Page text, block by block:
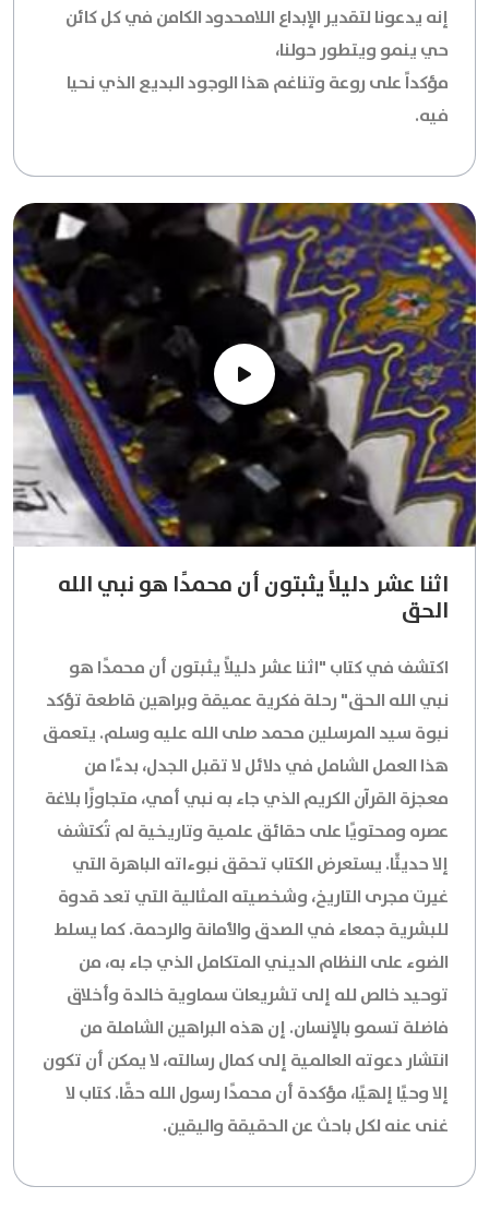
إنه يدعونا لتقدير الإبداع اللامحدود الكامن في كل كائن
حي ينمو ويتطور حولنا،
مؤكداً على روعة وتناغم هذا الوجود البديع الذي نحيا
فيه.
اثنا عشر دليلاً يثبتون أن محمدًا هو نبي الله
الحق
اكتشف في كتاب "اثنا عشر دليلاً يثبتون أن محمدًا هو
نبي الله الحق" رحلة فكرية عميقة وبراهين قاطعة تؤكد
نبوة سيد المرسلين محمد صلى الله عليه وسلم. يتعمق
هذا العمل الشامل في دلائل لا تقبل الجدل، بدءًا من
معجزة القرآن الكريمالذي جاء به نبي أمي، متجاوزًا بلاغة
عصره ومحتويًا على حقائق علمية وتاريخية لم تُكتشف
إلا حديثًا. يستعرض الكتابتحقق نبوءاتهالباهرة التي
غيرت مجرى التاريخ، وشخصيته المثاليةالتي تعد قدوة
للبشرية جمعاء في الصدق والأمانة والرحمة. كما يسلط
الضوء علىالنظام الديني المتكاملالذي جاء به، من
توحيد خالص لله إلى تشريعات سماوية خالدة وأخلاق
فاضلة تسمو بالإنسان. إن هذه البراهين الشاملة من
انتشار دعوته العالمية إلى كمال رسالته، لا يمكن أن تكون
إلا وحيًا إلهيًا، مؤكدة أن محمدًا رسول الله حقًا. كتاب لا
غنى عنه لكل باحث عن الحقيقة واليقين.